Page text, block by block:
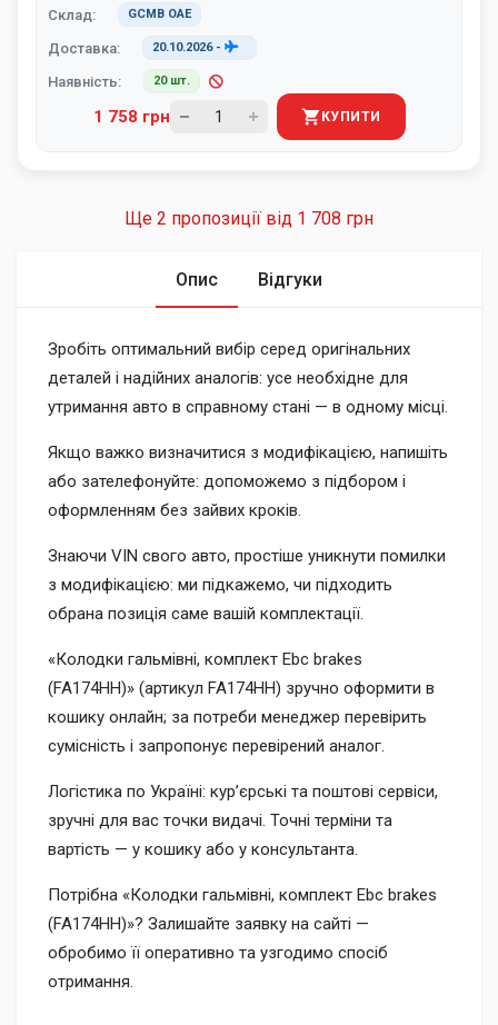
Склад: GCMB ОАЕ
Доставка: 20.10.2026-
Наявність: 20 шт.
1 758 грн КУПИТИ
Ще 2 пропозиції від 1 708 грн
Опис Відгуки
Зробіть оптимальний вибір серед оригінальних
деталей і надійних аналогів: усе необхідне для
утримання авто в справному стані — в одному місці.
Якщо важко визначитися з модифікацією, напишіть
або зателефонуйте: допоможемо з підбором і
оформленням без зайвих кроків.
Знаючи VIN свого авто, простіше уникнути помилки
з модифікацією: ми підкажемо, чи підходить
обрана позиція саме вашій комплектації.
«Колодки гальмівні, комплект Ebc brakes
(FA174HH)» (артикул FA174HH) зручно оформити в
кошику онлайн; за потреби менеджер перевірить
сумісність і запропонує перевірений аналог.
Логістика по Україні: кур’єрські та поштові сервіси,
зручні для вас точки видачі. Точні терміни та
вартість — у кошику або у консультанта.
Потрібна «Колодки гальмівні, комплект Ebc brakes
(FA174HH)»? Залишайте заявку на сайті —
обробимо її оперативно та узгодимо спосіб
отримання.